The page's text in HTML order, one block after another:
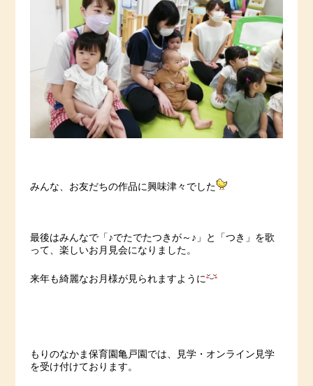
みんな、お友だちの作品に興味津々でした
最後はみんなで「♪でたでたつきが～♪」と「つき」を歌
って、楽しいお月見会になりました。
来年も綺麗なお月様が見られますように
もりのなかま保育園亀戸園では、見学・オンライン見学
を受け付けております。